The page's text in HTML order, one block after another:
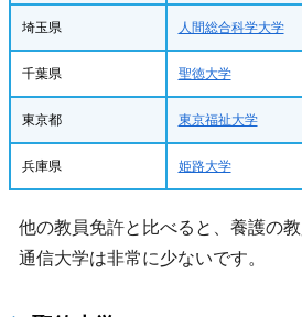
埼玉県 人間総合科学大学
千葉県 聖徳大学
東京都 東京福祉大学
兵庫県 姫路大学
他の教員免許と比べると、養護の
通信大学は非常に少ないです。